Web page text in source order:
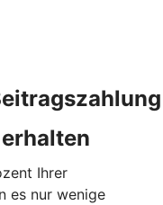
Ihrer
es nur wenige